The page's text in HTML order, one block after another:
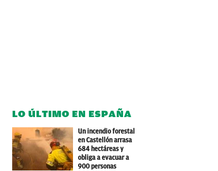
LO ÚLTIMO EN ESPAÑA
Un incendio forestal
en Castellón arrasa
684 hectáreas y
obliga a evacuar a
900 personas